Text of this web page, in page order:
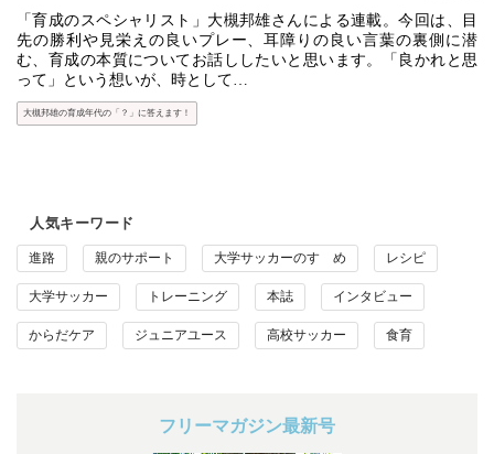
「育成のスペシャリスト」大槻邦雄さんによる連載。今回は、目
先の勝利や見栄えの良いプレー、耳障りの良い言葉の裏側に潜
む、育成の本質についてお話ししたいと思います。「良かれと思
って」という想いが、時として…
大槻邦雄の育成年代の「？」に答えます！
人気キーワード
進路 親のサポート 大学サッカーのすゝめ レシピ
大学サッカー トレーニング 本誌 インタビュー
からだケア ジュニアユース 高校サッカー 食育
フリーマガジン最新号